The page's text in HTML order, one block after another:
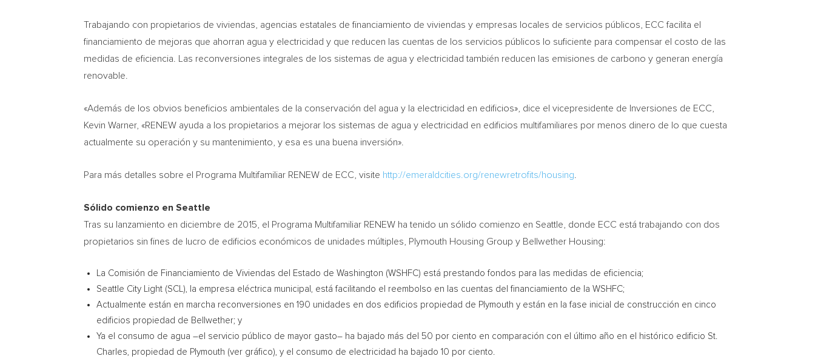
Trabajando con propietarios de viviendas, agencias estatales de financiamiento de viviendas y empresas locales de servicios públicos, ECC facilita el
financiamiento de mejoras que ahorran agua y electricidad y que reducen las cuentas de los servicios públicos lo suficiente para compensar el costo de las
medidas de eficiencia. Las reconversiones integrales de los sistemas de agua y electricidad también reducen las emisiones de carbono y generan energía
renovable.
«Además de los obvios beneficios ambientales de la conservación del agua y la electricidad en edificios», dice el vicepresidente de Inversiones de ECC,
Kevin Warner, «RENEW ayuda a los propietarios a mejorar los sistemas de agua y electricidad en edificios multifamiliares por menos dinero de lo que cuesta
actualmente su operación y su mantenimiento, y esa es una buena inversión».
Para más detalles sobre el Programa Multifamiliar RENEW de ECC, visite http://emeraldcities.org/renewretrofits/housing
Sólido comienzo en Seattle
Tras su lanzamiento en diciembre de 2015, el Programa Multifamiliar RENEW ha tenido un sólido comienzo en Seattle , donde ECC está trabajando con dos
propietarios sin fines de lucro de edificios económicos de unidades múltiples, Plymouth Housing Group y Bellwether Housing:
La Comisión de Financiamiento de Viviendas del Estado de Washington (WSHFC) está prestando fondos para las medidas de eficiencia;
Seattle City Light (SCL), la empresa eléctrica municipal, está facilitando el reembolso en las cuentas del financiamiento de la WSHFC;
Actualmente están en marcha reconversiones en 190 unidades en dos edificios propiedad de Plymouth y están en la fase inicial de construcción en cinco
edificios propiedad de Bellwether; y
Ya el consumo de agua –el servicio público de mayor gasto– ha bajado más del 50 por ciento en comparación con el último año en el histórico edificio St.
Charles, propiedad de Plymouth (ver gráfico), y el consumo de electricidad ha bajado 10 por ciento.